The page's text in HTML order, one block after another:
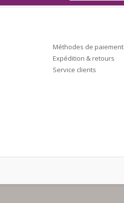
Méthodes de paiement
Expédition & retours
Service clients